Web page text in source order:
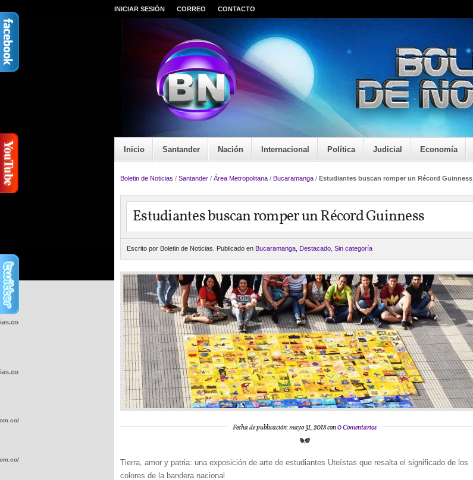
INICIAR SESIÓN CORREO CONTACTO
Inicio Santander Nación Internacional Política Judicial Economía
Boletin de Noticias / Santander / Área Metropolitana / Bucaramanga / Estudiantes buscan romper un Récord Guinness
Estudiantes buscan romper un Récord Guinness
Escrito por Boletin de Noticias. Publicado en Bucaramanga Destacado Sin categoría
Fecha de publicación: mayo 31, 2018 con0 Comentarios
Tierra, amor y patria: una exposición de arte de estudiantes Uteístas que resalta el significado de los
colores de la bandera nacional
wp-
wp-
wp-
wp-